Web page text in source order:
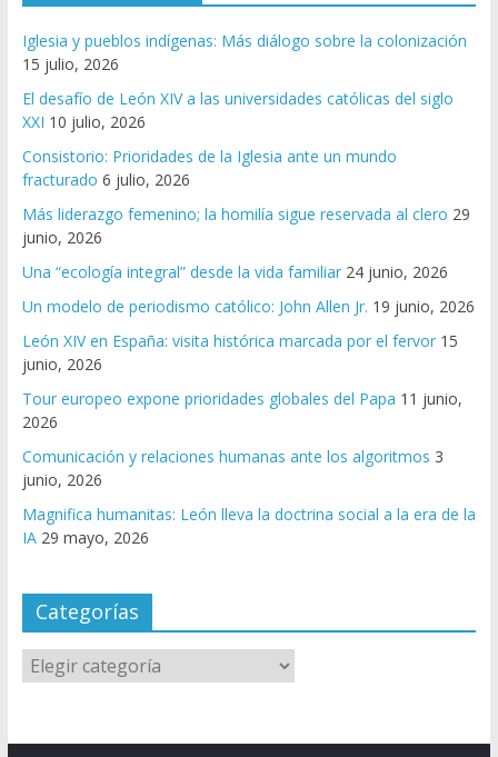
Iglesia y pueblos indígenas: Más diálogo sobre la colonización
15 julio, 2026
El desafío de León XIV a las universidades católicas del siglo
XXI 10 julio, 2026
Consistorio: Prioridades de la Iglesia ante un mundo
fracturado 6 julio, 2026
Más liderazgo femenino; la homilía sigue reservada al clero 29
junio, 2026
Una “ecología integral” desde la vida familiar 24 junio, 2026
Un modelo de periodismo católico: John Allen Jr. 19 junio, 2026
León XIV en España: visita histórica marcada por el fervor 15
junio, 2026
Tour europeo expone prioridades globales del Papa 11 junio,
2026
Comunicación y relaciones humanas ante los algoritmos 3
junio, 2026
Magnifica humanitas: León lleva la doctrina social a la era de la
IA 29 mayo, 2026
Categorías